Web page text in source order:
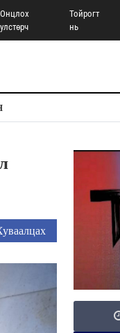
Онцлох
улстөрч
Тойрогт
нь